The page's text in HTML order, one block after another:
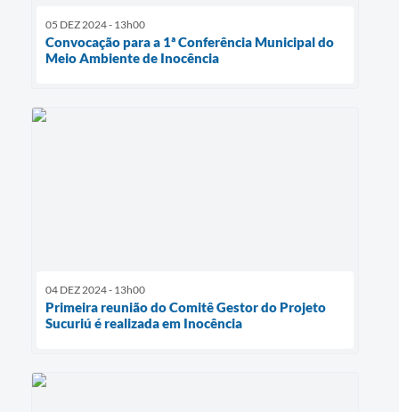
05 DEZ 2024 - 13h00
Convocação para a 1ª Conferência Municipal do
Meio Ambiente de Inocência
04 DEZ 2024 - 13h00
Primeira reunião do Comitê Gestor do Projeto
Sucuriú é realizada em Inocência